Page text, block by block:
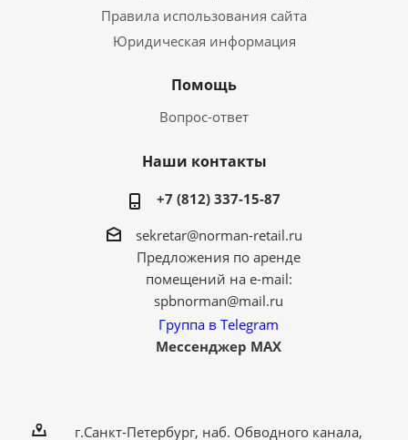
Правила использования сайта
Юридическая информация
Помощь
Вопрос-ответ
Наши контакты
+7 (812) 337-15-87
sekretar@norman-retail.ru
Предложения по аренде
помещений на e-mail:
spbnorman@mail.ru
Группа в Telegram
Мессенджер MAX
г.Санкт-Петербург, наб. Обводного канала,